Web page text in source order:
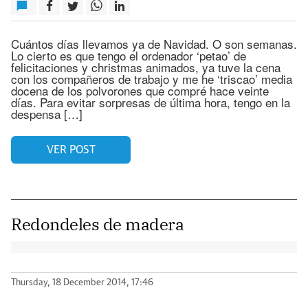
Cuántos días llevamos ya de Navidad. O son semanas.
Lo cierto es que tengo el ordenador ‘petao’ de
felicitaciones y christmas animados, ya tuve la cena
con los compañeros de trabajo y me he ‘triscao’ media
docena de los polvorones que compré hace veinte
días. Para evitar sorpresas de última hora, tengo en la
despensa […]
VER POST
Redondeles de madera
Thursday, 18 December 2014, 17:46